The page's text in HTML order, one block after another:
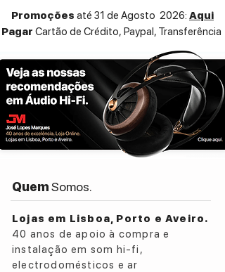
Promoções até 31 de Agosto 2026: Aqui
Pagar Cartão de Crédito, Paypal, Transferência
QuemSomos.
Lojas em Lisboa, Porto e Aveiro.
40 anos de apoio à compra e
instalação em som hi-fi,
electrodomésticos e ar